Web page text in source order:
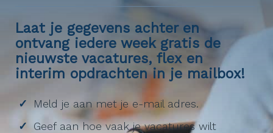
Laat je gegevens achter en
ontvang iedere week gratis de
nieuwste vacatures, flex en
interim opdrachten in je mailbox!
Meld je aan met je e-mail adres.
Geef aan hoe vaak je vacatures wilt